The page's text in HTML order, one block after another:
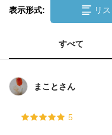
表示形式: リス
すべて
まことさん
5